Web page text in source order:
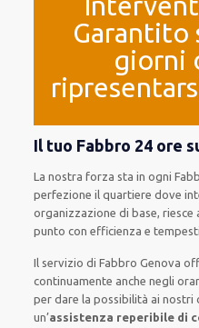
Garantito
giorni
Il tuo Fabbro 24 ore
La nostra forza sta in ogni
perfezione il quartiere dove
organizzazione di base, riesce
punto con efficienza e
Il servizio di Fabbro Genova
continuamente anchenegli
perdare la possibilità ai nostri
un’assistenza reperibile di